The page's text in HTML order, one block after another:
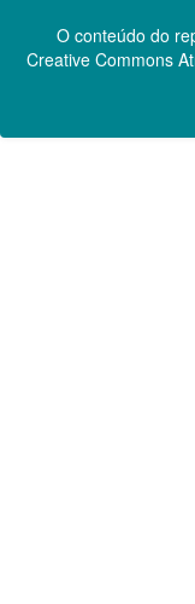
O conteúdo do
Creative Commons